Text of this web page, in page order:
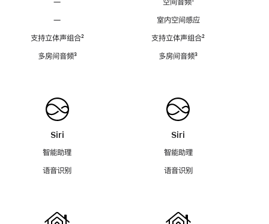
—
支持立体声组合脚
²
多房间音频脚
³
Siri
智能助理
语音识别
室内空间感应
支持立体声组合脚
²
多房间音频脚
³
Siri
智能助理
语音识别